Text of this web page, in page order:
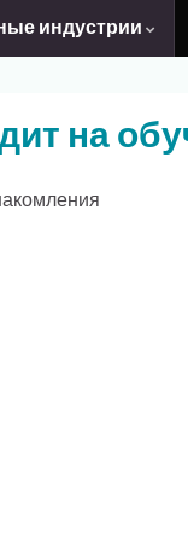
индустрии
на